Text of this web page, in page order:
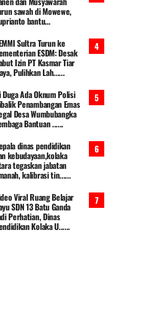
sawah di Mowewe,
bantu
Sultra Turun ke
ESDM: Desak
Izin PT Kasmar Tiar
Pulihkan Lah......
Duga Ada Oknum Polisi
Penambangan Emas
Desa Wumbubangka
Bantuan ......
dinas pendidikan
kebudayaan,kolaka
tegaskan jabatan
kalibrasi tin......
Viral Ruang Belajar
SDN 13 Batu Ganda
Perhatian, Dinas
Kolaka U......